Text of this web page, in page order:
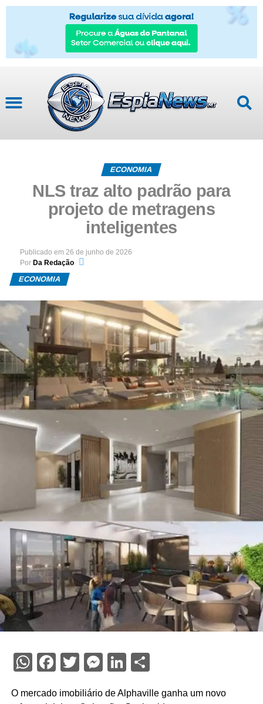
ECONOMIA
NLS traz alto padrão para
projeto de metragens
inteligentes
Publicado em 26 de junho de 2026
Por Da Redação
ECONOMIA
WhatsApp
Facebook
TwitterMessenger
LinkedIn
O mercado imobiliário de Alphaville ganha um novo